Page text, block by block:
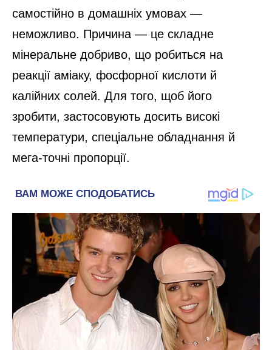
самостійно в домашніх умовах —
неможливо. Причина — це складне
мінеральне добриво, що робиться на
реакції аміаку, фосфорної кислоти й
калійних солей. Для того, щоб його
зробити, застосовують досить високі
температури, спеціальне обладнання й
мега-точні пропорції.